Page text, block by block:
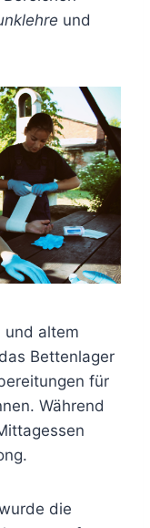
und
und altem
Bettenlager
für
Während
die